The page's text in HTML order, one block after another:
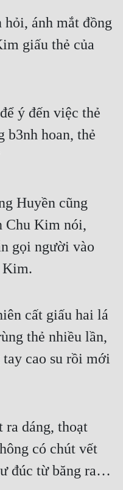
hỏi, ánh mắt đồng
giấu thẻ của
ý đến việc thẻ
b3nh hoan, thẻ
Huyền cũng
Chu Kim nói,
gọi người vào
Kim.
cất giấu hai lá
thẻ nhiều lần,
cao su rồi mới
ra dáng, thoạt
có chút vết
đúc từ băng ra…